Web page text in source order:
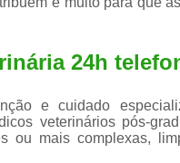
24h
e cuidado
veterinários pós-
ou mais complexas,